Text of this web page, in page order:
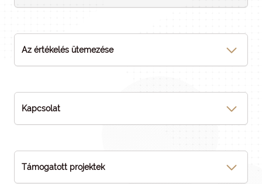
Az értékelés ütemezése
Kapcsolat
Támogatott projektek